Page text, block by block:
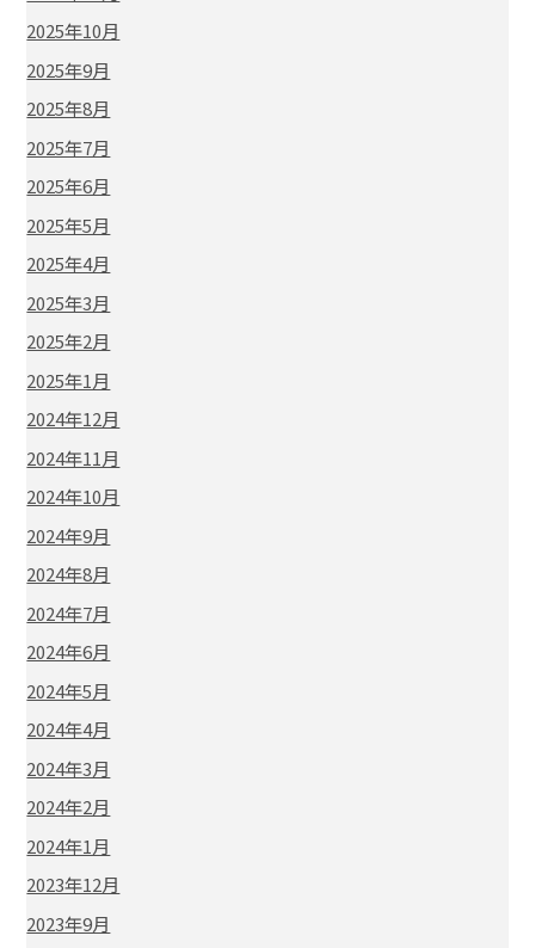
2025年10月
2025年9月
2025年8月
2025年7月
2025年6月
2025年5月
2025年4月
2025年3月
2025年2月
2025年1月
2024年12月
2024年11月
2024年10月
2024年9月
2024年8月
2024年7月
2024年6月
2024年5月
2024年4月
2024年3月
2024年2月
2024年1月
2023年12月
2023年9月